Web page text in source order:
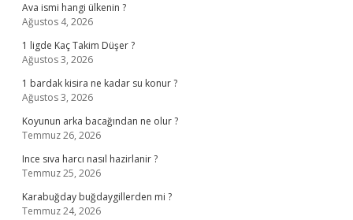
Ava ismi hangi ülkenin ?
Ağustos 4, 2026
1 ligde Kaç Takim Düşer ?
Ağustos 3, 2026
1 bardak kisira ne kadar su konur ?
Ağustos 3, 2026
Koyunun arka bacağından ne olur ?
Temmuz 26, 2026
Ince sıva harcı nasıl hazirlanir ?
Temmuz 25, 2026
Karabuğday buğdaygillerden mi ?
Temmuz 24, 2026